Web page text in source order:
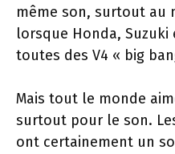
même son, surtout au
lorsque Honda,
toutes des V4 « big
Mais tout le monde
surtout pour le son.
ont certainement un